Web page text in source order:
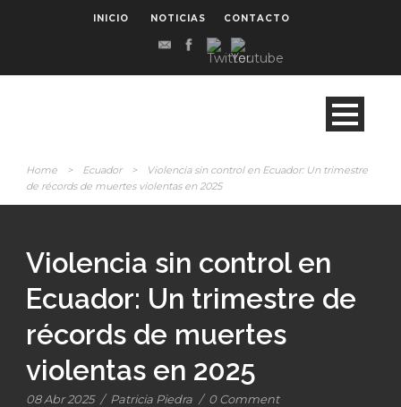
INICIO NOTICIAS CONTACTO
Home > Ecuador >
Violencia sin control en Ecuador: Un trimestre
de récords de muertes violentas en 2025
Violencia sin control en
Ecuador: Un trimestre de
récords de muertes
violentas en 2025
08 Abr 2025 / Patricia Piedra / 0 Comment